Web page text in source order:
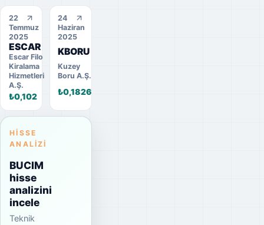
22
Temmuz
2025
ESCAR
Escar Filo
Kiralama
Hizmetleri
A.Ş.
₺0,102
24
Haziran
2025
KBORU
Kuzey
Boru A.Ş.
₺0,1826
HISSE
ANALIZI
BUCIM
hisse
analizini
incele
Teknik